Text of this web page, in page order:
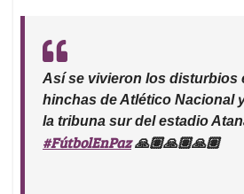
Así se vivieron los disturbios
hinchas de Atlético Nacional
la tribuna sur del estadio
#FútbolEnPaz🙏🏽🙏🏽🙏🏽